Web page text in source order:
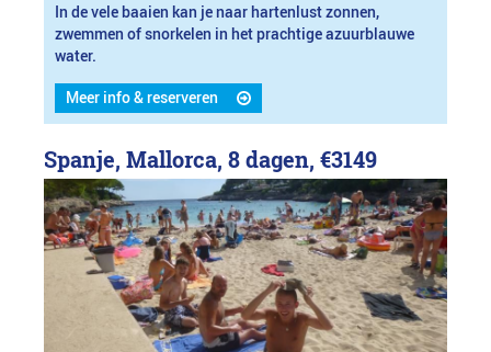
In de vele baaien kan je naar hartenlust zonnen,
zwemmen of snorkelen in het prachtige azuurblauwe
water.
Meer info & reserveren
Spanje, Mallorca, 8 dagen, €3149